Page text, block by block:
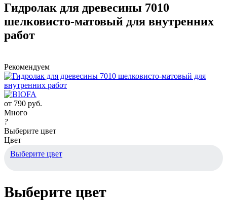
Гидролак для древесины 7010
шелковисто-матовый для внутренних
работ
Рекомендуем
от 790 руб.
Много
?
Выберите цвет
Цвет
Выберите цвет
Выберите цвет